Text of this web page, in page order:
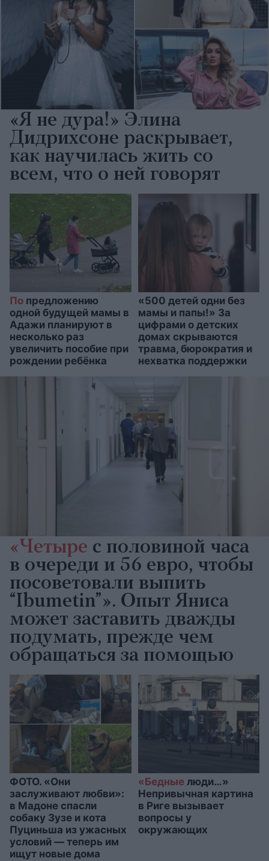
«Я не дура!» Элина
Дидрихсоне раскрывает,
как научилась жить со
всем, что о ней говорят
По предложению
одной будущей мамы в
Адажи планируют в
несколько раз
увеличить пособие при
рождении ребёнка
«500 детей одни без
мамы и папы!» За
цифрами о детских
домах скрываются
травма, бюрократия и
нехватка поддержки
«Четыре с половиной часа
в очереди и 56 евро, чтобы
посоветовали выпить
“Ibumetin”». Опыт Яниса
может заставить дважды
подумать, прежде чем
обращаться за помощью
ФОТО. «Они
заслуживают любви»:
в Мадоне спасли
собаку Зузе и кота
Пуциньша из ужасных
условий — теперь им
ищут новые дома
«Бедныелюди…»
Непривычная картина
в Риге вызывает
вопросы у
окружающих